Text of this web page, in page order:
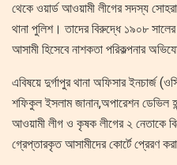
থেকে ওয়ার্ড আওয়ামী লীগের সদস্য
থানা পুলিশ। তাদের বিরুদ্ধে ১৯০৮
আসামী হিসেবে নাশকতা পরিকল্পনার
এবিষয়ে দুর্গাপুর থানা অফিসার ইনচার্জ
শফিকুল ইসলাম জানান,অপারেশন ডেভিল
আওয়ামী লীগ ও কৃষক লীগের ২ নেতাকে
গ্রেপ্তারকৃত আসামীদের কোর্টে প্রেরণ